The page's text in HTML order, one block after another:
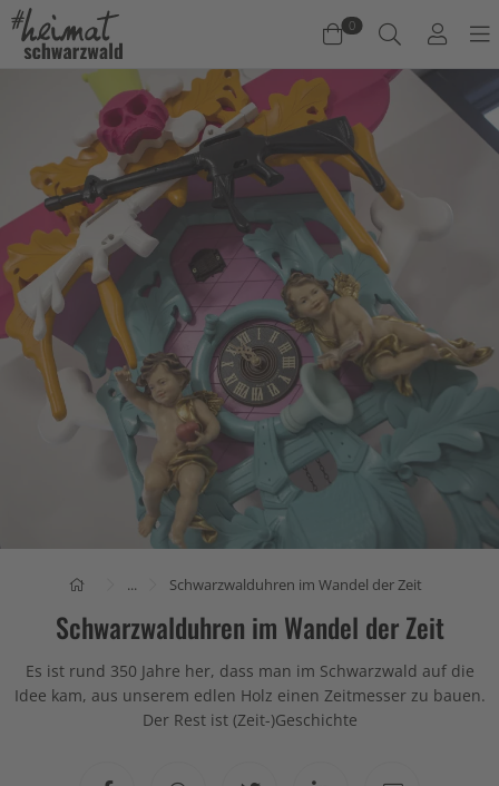
0
Warenkorb
Es befinden sich keine Produkte im Warenkorb.
Jetzt einkaufen
... Schwarzwalduhren im Wandel der Zeit
Schwarzwalduhren im Wandel der Zeit
Es ist rund 350 Jahre her, dass man im Schwarzwald auf die
Idee kam, aus unserem edlen Holz einen Zeitmesser zu bauen.
Der Rest ist (Zeit-)Geschichte